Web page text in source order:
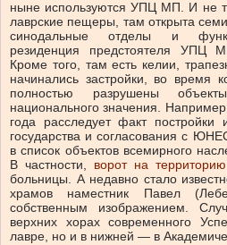
ныне используются УПЦ МП. И не
лаврские пещеры, там открыта
синодальные отделы и
резиденция предстоятеля УПЦ
Кроме того, там есть келии,
начинались застройки, во время
полностью разрушены
национального значения.
года расследует факт
государства и согласования с
в список объектов всемирного
В частности, ворот на
больницы. А недавно стало
храмов наместник Павел
собственным изображением.
верхних хорах современного
лавре, но и в нижней — в